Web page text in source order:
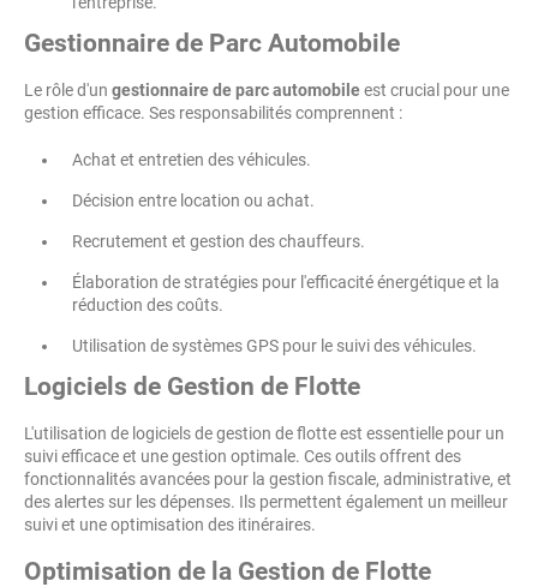
Gestionnaire de Parc Automobile
Le rôle d'un gestionnaire de parc automobileest crucial pour une
gestion efficace. Ses responsabilités comprennent :
Achat et entretien des véhicules.
Décision entre location ou achat.
Recrutement et gestion des chauffeurs.
Élaboration de stratégies pour l'efficacité énergétique et la
réduction des coûts.
Utilisation de systèmes GPS pour le suivi des véhicules.
Logiciels de Gestion de Flotte
L'utilisation de logiciels de gestion de flotte est essentielle pour un
suivi efficace et une gestion optimale. Ces outils offrent des
fonctionnalités avancées pour la gestion fiscale, administrative, et
des alertes sur les dépenses. Ils permettent également un meilleur
suivi et une optimisation des itinéraires.
Optimisation de la Gestion de Flotte